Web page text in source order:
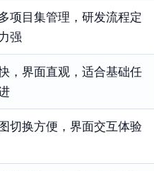
项目集管理，研发流程定
强
，界面直观，适合基础任
切换方便，界面交互体验